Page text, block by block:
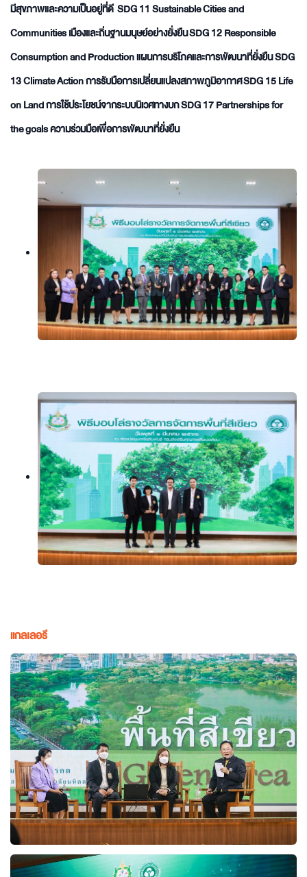
มีสุขภาพและความเป็นอยู่ที่ดี SDG 11 Sustainable Cities and
Communities เมืองและถิ่นฐานมนุษย์อย่างยั่งยืน SDG 12 Responsible
Consumption and Production แผนการบริโภคและการพัฒนาที่ยั่งยืน SDG
13 Climate Action การรับมือการเปลี่ยนแปลงสภาพภูมิอากาศ SDG 15 Life
on Land การใช้ประโยชน์จากระบบนิเวศทางบก SDG 17 Partnerships for
the goals ความร่วมมือเพื่อการพัฒนาที่ยั่งยืน
แกลเลอรี